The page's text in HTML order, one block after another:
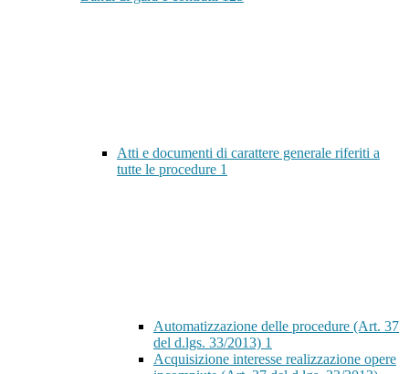
Atti e documenti di carattere generale riferiti a
tutte le procedure 1
Automatizzazione delle procedure (Art. 37
del d.lgs. 33/2013) 1
Acquisizione interesse realizzazione opere